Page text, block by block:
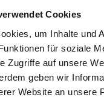
Cookies
um Inhalte und
für soziale
Zugriffe auf unsere
geben wir
Website an unsere
Er erwähnte
und
seine Hospize,